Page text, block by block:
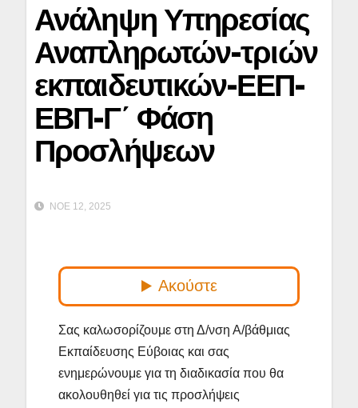
Ανάληψη Υπηρεσίας
Αναπληρωτών-τριών
εκπαιδευτικών-ΕΕΠ-
ΕΒΠ-Γ΄ Φάση
Προσλήψεων
ΝΟΈ 12, 2025
Σας καλωσορίζουμε στη Δ/νση Α/βάθμιας
Εκπαίδευσης Εύβοιας και σας
ενημερώνουμε για τη διαδικασία που θα
ακολουθηθεί για τις προσλήψεις